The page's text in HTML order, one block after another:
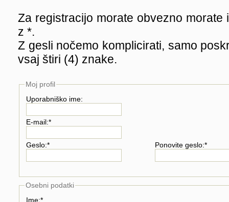
Za registracijo morate obvezno morate
z *.
Z gesli nočemo komplicirati, samo
vsaj štiri (4) znake.
Moj profil
Uporabniško ime:
E-mail:*
Geslo:* Ponovite geslo:*
Osebni podatki
Ime:*